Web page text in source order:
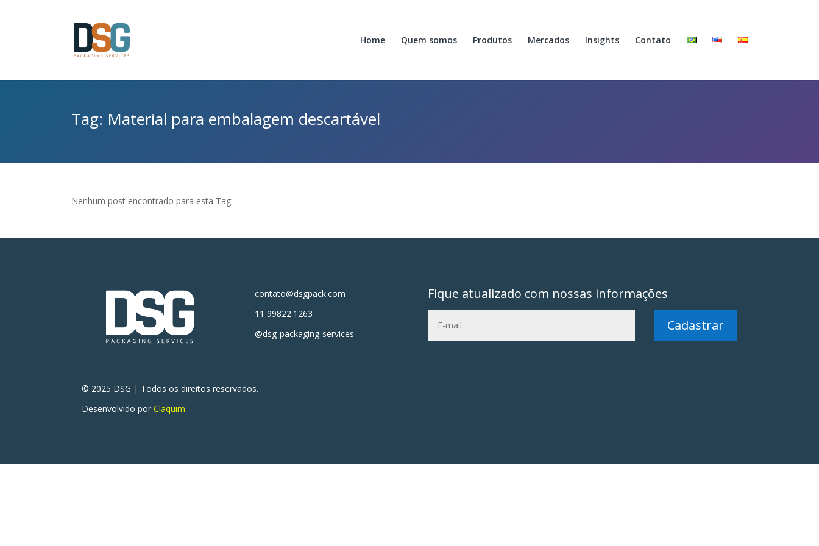
Home Quem somos Produtos Mercados Insights Contato
Tag: Material para embalagem descartável
Nenhum post encontrado para esta Tag.
contato@dsgpack.com
11 99822.1263
@dsg-packaging-services
Fique atualizado com nossas informações
Cadastrar
© 2025 DSG | Todos os direitos reservados.
Desenvolvido porClaquim